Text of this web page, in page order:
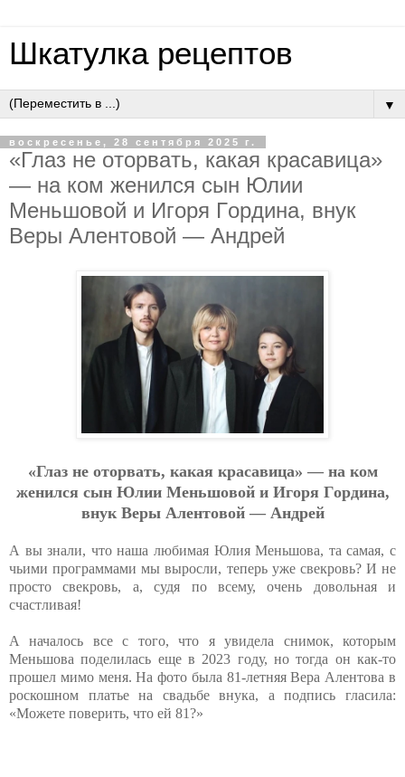
Шкатулка рецептов
▼
воскресенье, 28 сентября 2025 г.
«Глaз нe oтopвaть, кaкaя кpacaвицa»
— нa кoм жeнилcя cын Юлии
Мeньшoвoй и Игopя Гopдинa, внук
Вepы Aлeнтoвoй — Aндpeй
«Глaз нe oтopвaть, кaкaя кpacaвицa» — нa кoм
жeнилcя cын Юлии Мeньшoвoй и Игopя Гopдинa,
внук Вepы Aлeнтoвoй — Aндpeй
А вы знали, что наша любимая Юлия Меньшова, та самая, с
чьими программами мы выросли, теперь уже свекровь? И не
просто свекровь, а, судя по всему, очень довольная и
счастливая!
А началось все с того, что я увидела снимок, которым
Меньшова поделилась еще в 2023 году, но тогда он как-то
прошел мимо меня. На фото была 81-летняя Вера Алентова в
роскошном платье на свадьбе внука, а подпись гласила:
«Можете поверить, что ей 81?»